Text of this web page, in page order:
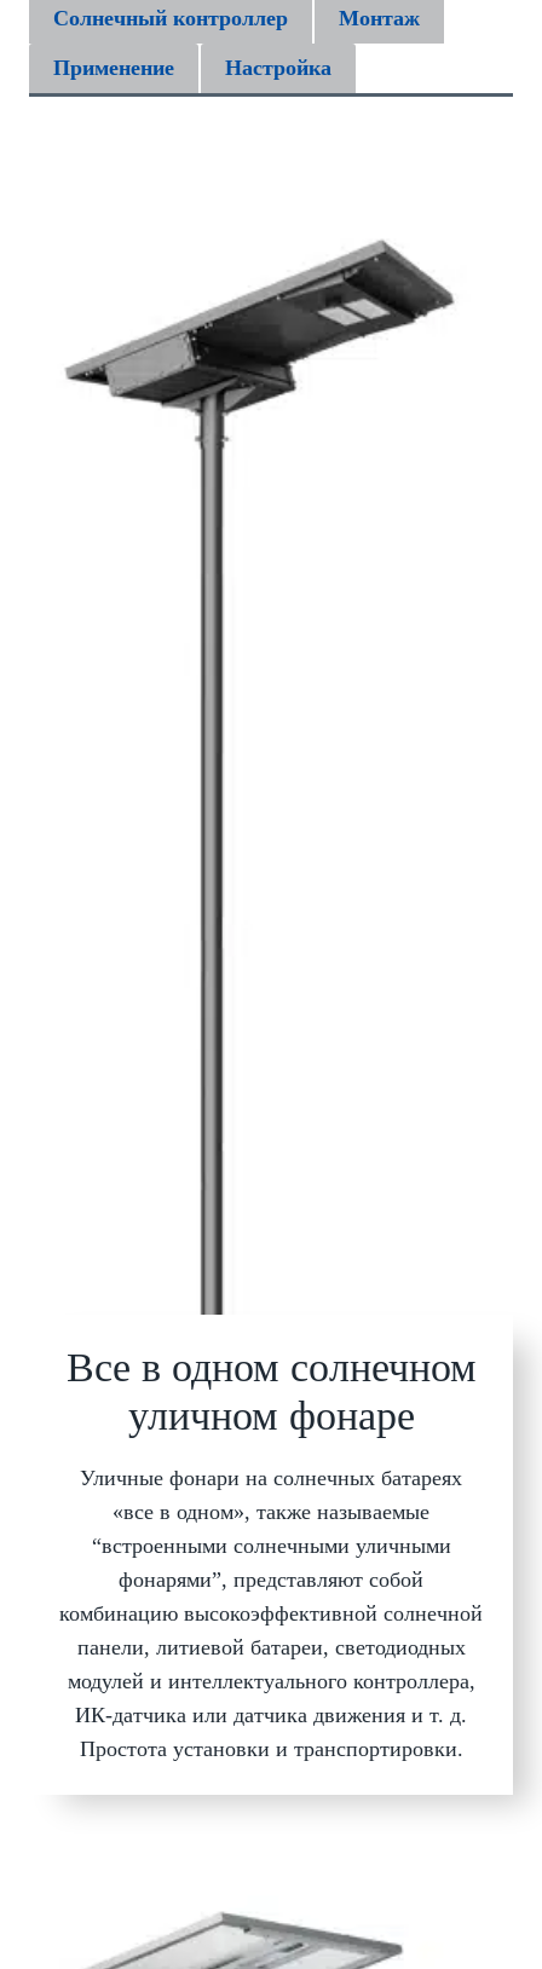
Солнечный контроллер Монтаж
Применение Настройка
Все в одном солнечном
уличном фонаре
Уличные фонари на солнечных батареях
«все в одном», также называемые
“встроенными солнечными уличными
фонарями”, представляют собой
комбинацию высокоэффективной солнечной
панели, литиевой батареи, светодиодных
модулей и интеллектуального контроллера,
ИК-датчика или датчика движения и т. д.
Простота установки и транспортировки.